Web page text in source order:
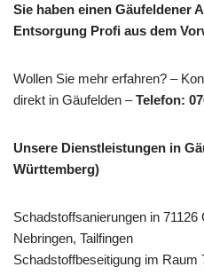
Sie haben einen Gäufeldener
Entsorgung Profi aus dem
Wollen Sie mehr erfahren? –
direkt in Gäufelden –Telefon:
Unsere Dienstleistungen in
Württemberg)
Schadstoffsanierungen in
Nebringen, Tailfingen
Schadstoffbeseitigung im Raum